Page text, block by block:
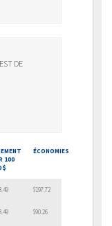
DE
100
$
ÉCONOMIES
$197.72
$90.26